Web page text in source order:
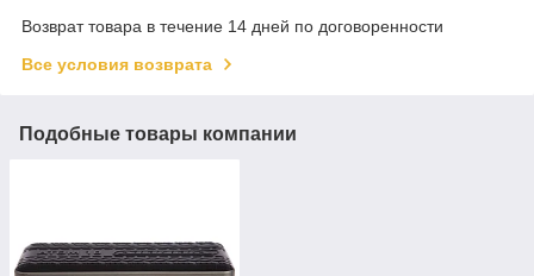
Возврат товара в течение 14 дней по договоренности
Все условия возврата
Подобные товары компании